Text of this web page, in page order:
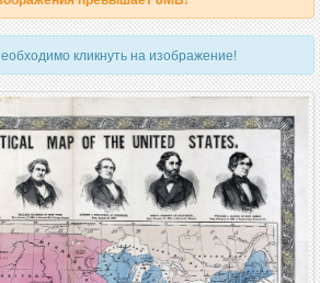
кликнуть на изображение!